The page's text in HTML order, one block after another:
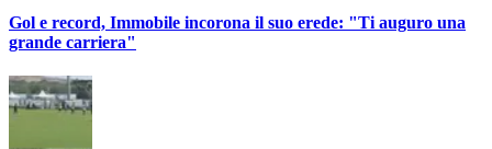
Gol e record, Immobile incorona il suo erede: "Ti auguro una
grande carriera"